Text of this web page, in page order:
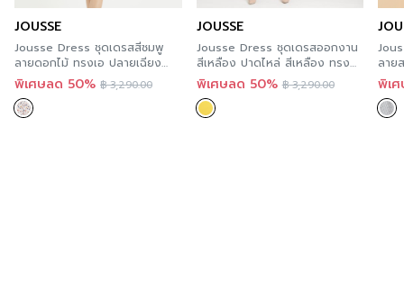
แล้ววันที่ทุกร้านสาขา ตามรายละเอียดStore Location นี้
และสะดวกกว่า เพราะคุณสามารถสั่งทางออนไลน์ได้ทันที ที่
A’MAZE Multi Store เวปไซต์ที่พร้อมบริการคุณตลอด 24
ชั่วโมง พร้อมมีบริการส่งทั่วประเทศ
Additional product information
สี
ความโปร่งใส
ความยืดหยุ่น
JOUSSE
Jousse Dress ชุดเดรสสีชมพู
ลายดอกไม้ ทรงเอ ปลายเฉียง
JS1ZOR
พิเศษลด 50% ฿3,290.00
JOUSSE
Jousse Dress ชุดเดรสออกงาน
สีเหลือง ปาดไหล่ สีเหลือง ทรง
สอบเข้ารูป JT5GYE
พิเศษลด 50% ฿3,290.00
ลาย
พิเ